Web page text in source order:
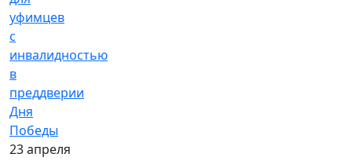
уфимцев
с
инвалидностью
в
преддверии
Дня
Победы
23 апреля